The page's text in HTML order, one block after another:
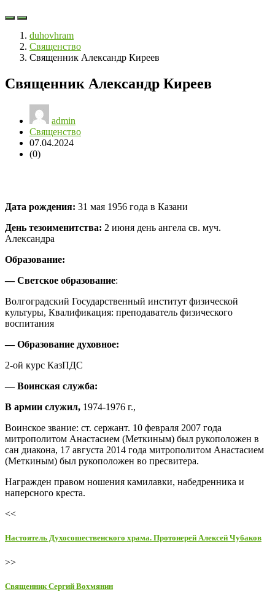
duhovhram
Священство
Священник Александр Киреев
Священник Александр Киреев
admin
Священство
07.04.2024
(0)
Дата рождения: 31 мая 1956 года в Казани
День тезоименитства: 2 июня день ангела св. муч.
Александра
Образование:
— Светское образование:
Волгоградский Государственный институт физической
культуры, Квалификация: преподаватель физического
воспитания
— Образование духовное:
2-ой курс КазПДС
— Воинская служба:
В армии служил, 1974-1976 г.,
Воинское звание: ст. сержант. 10 февраля 2007 года
митрополитом Анастасием (Меткиным) был рукоположен в
сан диакона, 17 августа 2014 года митрополитом Анастасием
(Меткиным) был рукоположен во пресвитера.
Награжден правом ношения камилавки, набедренника и
наперсного креста.
<<
Настоятель Духосошественского храма. Протоиерей Алексей Чубаков
>>
Священник Сергий Вохмянин